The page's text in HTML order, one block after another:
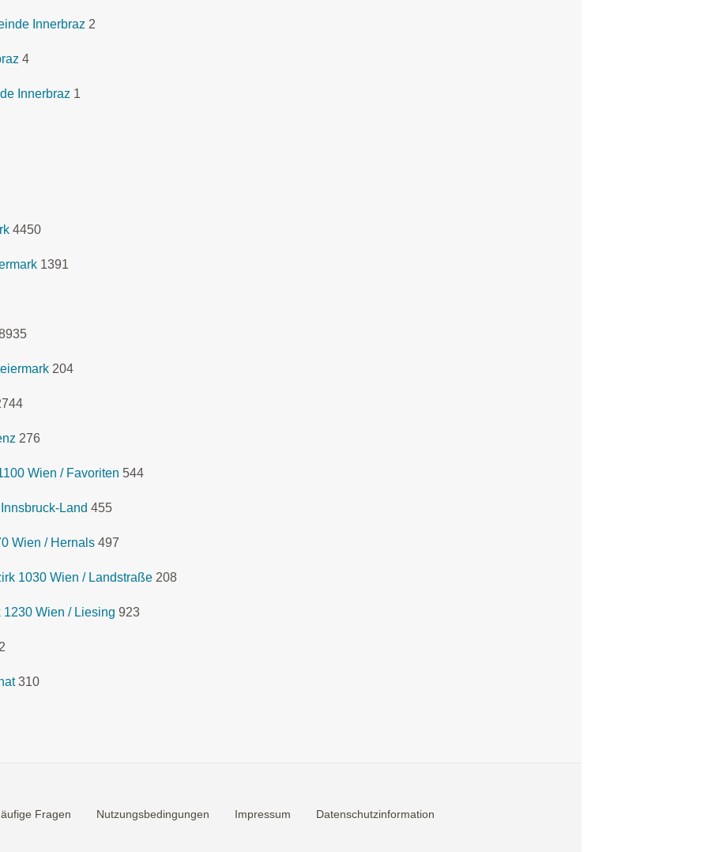
Innerbraz 2
4
Innerbraz 1
4450
1391
204
276
Wien / Favoriten 544
Land 455
Wien / Hernals 497
1030 Wien / Landstraße 208
1230 Wien / Liesing 923
310
Fragen Nutzungsbedingungen Impressum Datenschutzinformation